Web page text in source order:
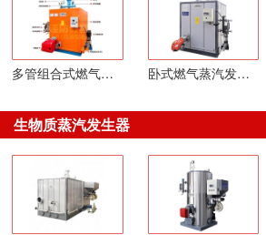
多管组合式燃气蒸汽发生器 卧式燃气蒸汽发生器
生物质蒸汽发生器